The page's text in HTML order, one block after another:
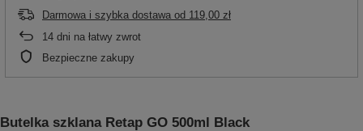
Darmowa i szybka dostawa od 119,00 zł
14 dni na łatwy zwrot
Bezpieczne zakupy
Butelka szklana Retap GO 500ml Black